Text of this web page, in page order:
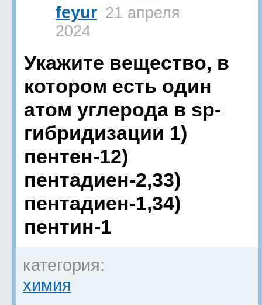
feyur 21 апреля
2024
Укажите вещество, в
котором есть один
атом углерода в sp-
гибридизации 1)
пентен-12)
пентадиен-2,33)
пентадиен-1,34)
пентин-1
категория:
химия